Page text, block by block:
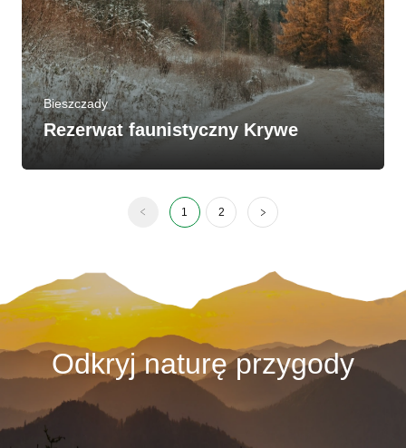
Bieszczady
Rezerwat faunistyczny Krywe
1 2
Odkryj naturę przygody